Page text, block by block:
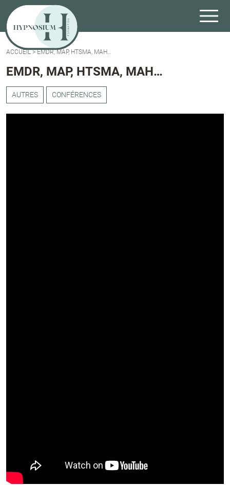
ACCUEIL>EMDR, MAP, HTSMA, MAH…
EMDR, MAP, HTSMA, MAH…
AUTRES CONFÉRENCES